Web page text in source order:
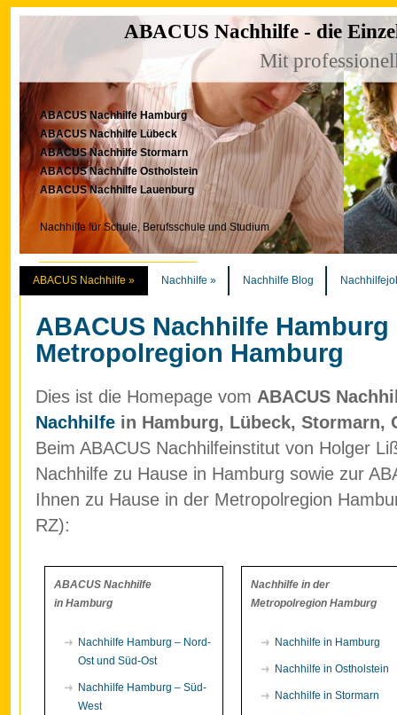
ABACUS Nachhilfe - die
Mit
ABACUS Nachhilfe Hamburg
ABACUS Nachhilfe Lübeck
ABACUS Nachhilfe Stormarn
ABACUS Nachhilfe Ostholstein
ABACUS Nachhilfe Lauenburg
Nachhilfe für Schule, Berufsschule und Studium
ABACUS Nachhilfe » Nachhilfe » Nachhilfe Blog
ABACUS Nachhilfe Hamburg
Metropolregion Hamburg
Dies ist die Homepage vom ABACUS
Nachhilfe in Hamburg, Lübeck, Stormarn,
Beim ABACUS Nachhilfeinstitut von Holger
Nachhilfe zu Hause in Hamburg sowie zur
Ihnen zu Hause in der Metropolregion
RZ):
ABACUS Nachhilfe
in Hamburg
Nachhilfe Hamburg – Nord-
Ost und Süd-Ost
Nachhilfe Hamburg – Süd-
West
Nachhilfe in der
Metropolregion Hamburg
Nachhilfe in Hamburg
Nachhilfe in Ostholstein
Nachhilfe in Stormarn